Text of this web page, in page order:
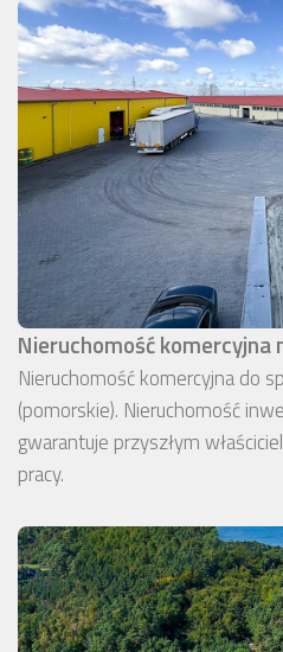
Nieruchomość komercyjna
Nieruchomość komercyjna do
(pomorskie). Nieruchomość
gwarantuje przyszłym
pracy.